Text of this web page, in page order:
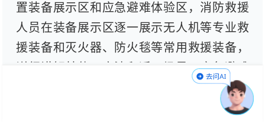
置装备展示区和应急避难体验区，消防救援
人员在装备展示区逐一展示无人机等专业救
援装备和灭火器、防火毯等常用救援装备，
详细讲解其使用方法和适用场景，应急避难
体验区模拟夜间火场浓烟环境，让群众在体
验中掌握逃生技能，切实提升应急避险能